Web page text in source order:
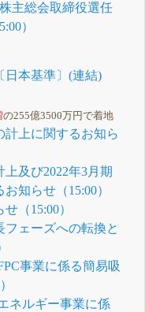
主総会取締役選任
）
日本基準〕(連結)
の255億3500万円で着地
計上に関するお知ら
及び2022年3月期
知らせ（15:00）
（15:00）
ェーズへの転換と
事業に係る簡易吸
ネルギー事業に係